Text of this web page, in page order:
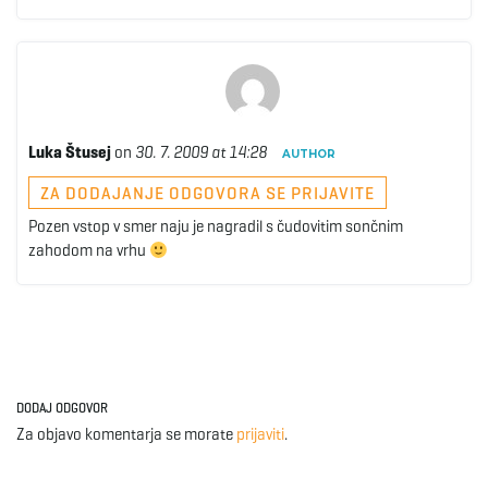
Luka Štusej on 30. 7. 2009 at 14:28 AUTHOR
ZA DODAJANJE ODGOVORA SE PRIJAVITE
Pozen vstop v smer naju je nagradil s čudovitim sončnim
zahodom na vrhu
DODAJ ODGOVOR
Za objavo komentarja se morate prijaviti.